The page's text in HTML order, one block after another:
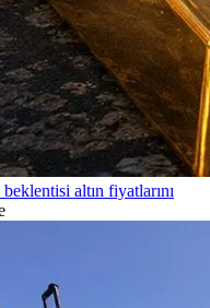
altın fiyatlarını